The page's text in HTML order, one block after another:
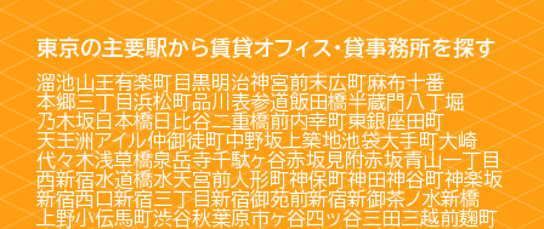
東京の主要駅から賃貸オフィス・貸事務所を探す
溜池山王有楽町目黒明治神宮前末広町麻布十番
本郷三丁目浜松町品川 表参道飯田橋半蔵門八丁堀
乃木坂日本橋日比谷二重橋前内幸町東銀座田町
天王洲アイル仲御徒町中野坂上築地池袋大手町大崎
代々木浅草橋泉岳寺千駄ヶ谷赤坂見附赤坂青山一丁目
西新宿水道橋水天宮前人形町神保町神田神谷町神楽坂
新宿西口新宿三丁目新宿御苑前新宿新御茶ノ水新橋
上野小伝馬町渋谷秋葉原市ヶ谷四ッ谷三田三越前麹町